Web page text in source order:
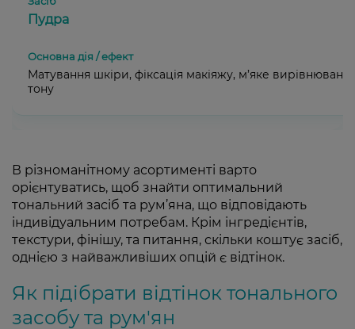
Пудра
Матування шкіри, фіксація макіяжу, м’яке
тону
В різноманітному асортименті варто
орієнтуватись, щоб знайти оптимальний
тональний засіб та рум’яна, що відповідають
індивідуальним потребам. Крім інгредієнтів,
текстури, фінішу, та питання, скільки коштує засіб,
однією з найважливіших опцій є відтінок.
Як підібрати відтінок тонального
засобу та рум'ян